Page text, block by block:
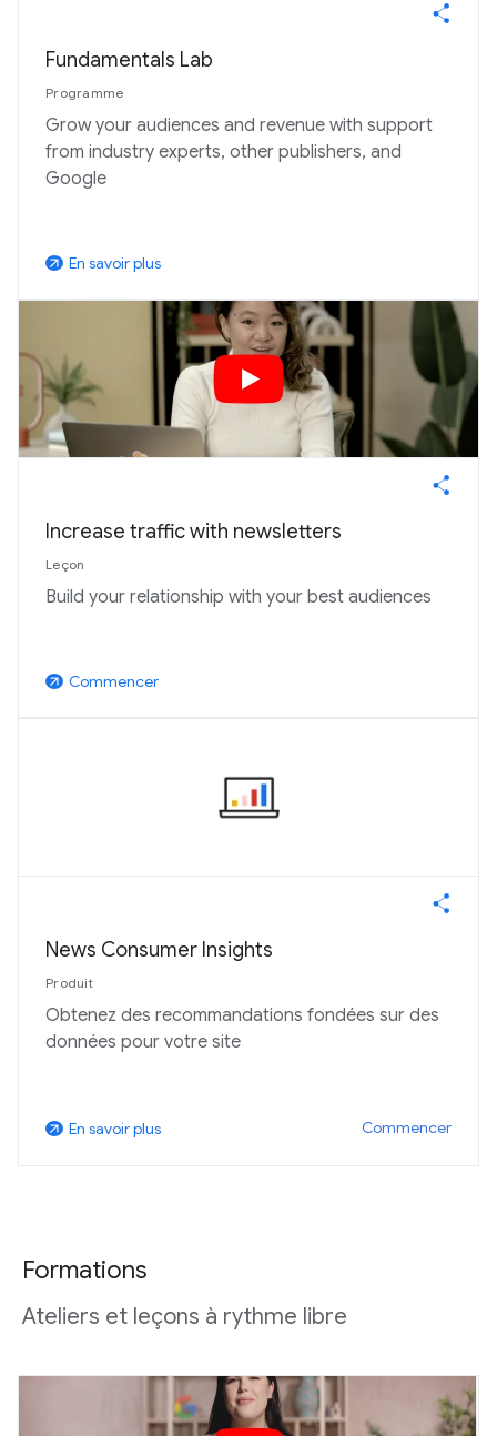
Fundamentals Lab
Programme
Grow your audiences and revenue with support
from industry experts, other publishers, and
Google
arrow_outward En savoir plus
Increase traffic with newsletters
Leçon
Build your relationship with your best audiences
arrow_outward Commencer
News Consumer Insights
Produit
Obtenez des recommandations fondées sur des
données pour votre site
arrow_outward En savoir plus Commencer
Formations
Ateliers et leçons à rythme libre